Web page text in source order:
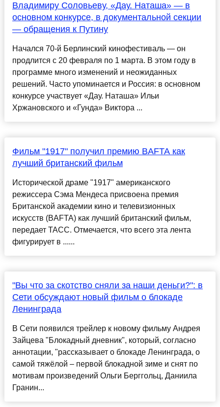
Владимиру Соловьеву, «Дау. Наташа» — в
основном конкурсе, в документальной секции
— обращения к Путину
Начался 70-й Берлинский кинофестиваль — он
продлится с 20 февраля по 1 марта. В этом году в
программе много изменений и неожиданных
решений. Часто упоминается и Россия: в основном
конкурсе участвует «Дау. Наташа» Ильи
Хржановского и «Гунда» Виктора ...
Фильм "1917" получил премию BAFTA как
лучший британский фильм
Исторической драме "1917" американского
режиссера Сэма Мендеса присвоена премия
Британской академии кино и телевизионных
искусств (BAFTA) как лучший британский фильм,
передает ТАСС. Отмечается, что всего эта лента
фигурирует в ......
"Вы что за скотство сняли за наши деньги?": в
Сети обсуждают новый фильм о блокаде
Ленинграда
В Сети появился трейлер к новому фильму Андрея
Зайцева "Блокадный дневник", который, согласно
аннотации, "рассказывает о блокаде Ленинграда, о
самой тяжёлой – первой блокадной зиме и снят по
мотивам произведений Ольги Берггольц, Даниила
Гранин...